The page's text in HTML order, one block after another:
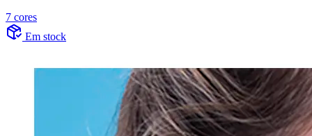
7 cores
Em stock